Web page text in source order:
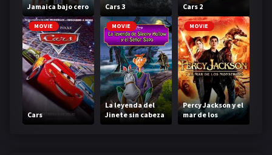
Jamaica bajo cero Cars 3 Cars 2
MOVIE
Cars
MOVIE
La leyenda del
Jinete sin cabeza
MOVIE
Percy Jackson y el
mar de los
monstruos